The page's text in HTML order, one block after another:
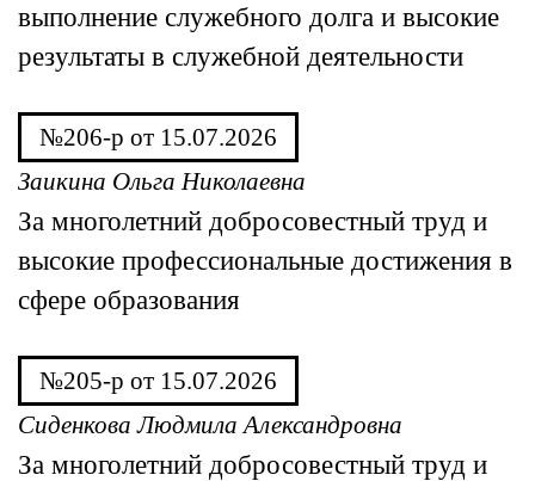
выполнение служебного долга и высокие
результаты в служебной деятельности
№206-р от 15.07.2026
Заикина Ольга Николаевна
За многолетний добросовестный труд и
высокие профессиональные достижения в
сфере образования
№205-р от 15.07.2026
Сиденкова Людмила Александровна
За многолетний добросовестный труд и